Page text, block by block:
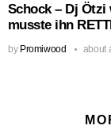
Schock – Dj Ötzi
musste ihn
by Promiwood about